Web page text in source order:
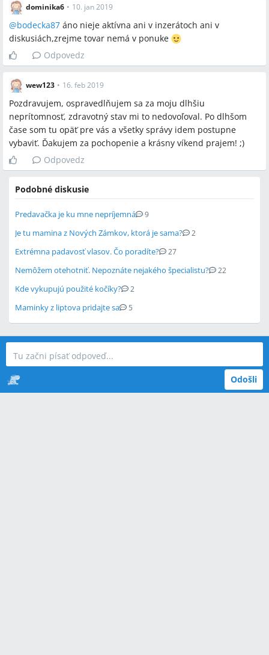
dominika6 • 10. jan 2019
@bodecka87 áno nieje aktívna ani v inzerátoch ani v
diskusiách,zrejme tovar nemá v ponuke
Odpovedz
wew123 • 16. feb 2019
Pozdravujem, ospravedlňujem sa za moju dlhšiu
neprítomnosť, zdravotný stav mi to nedovoľoval. Po dlhšom
čase som tu opäť pre vás a všetky správy idem postupne
vybaviť. Ďakujem za pochopenie a krásny víkend prajem! ;)
Odpovedz
Podobné diskusie
Predavačka je ku mne nepríjemná 9
Je tu mamina z Nových Zámkov, ktorá je sama? 2
Extrémna padavosť vlasov. Čo poradíte? 27
Nemôžem otehotniť. Nepoznáte nejakého špecialistu? 22
Kde vykupujú použité kočíky? 2
Maminky z liptova pridajte sa 5
Odošli